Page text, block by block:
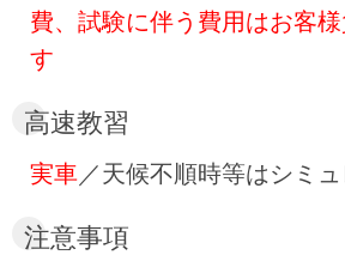
費、試験に伴う費用はお客
す
高速教習
実車／天候不順時等はシミ
注意事項